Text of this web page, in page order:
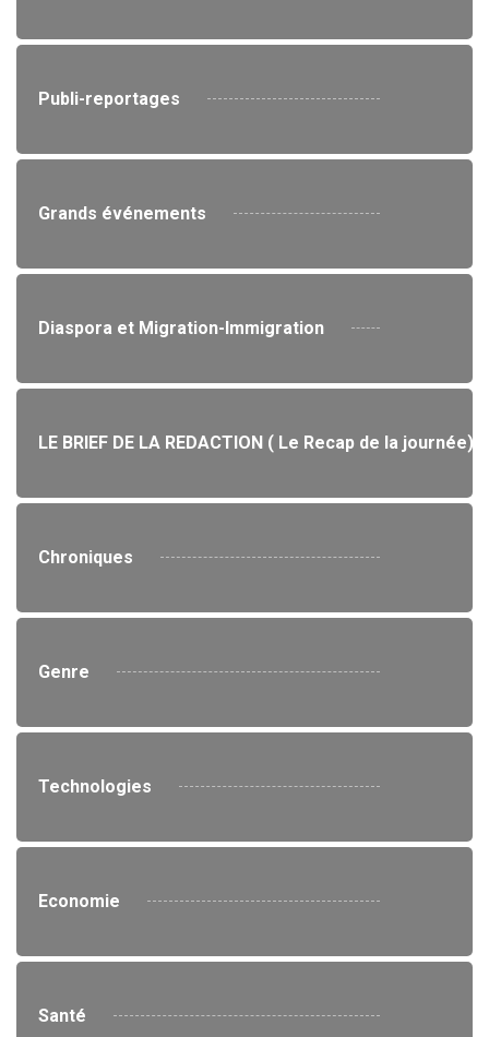
Publi-reportages
Grands événements
Diaspora et Migration-Immigration
LE BRIEF DE LA REDACTION ( Le Recap de la journée)
Chroniques
Genre
Technologies
Economie
Santé